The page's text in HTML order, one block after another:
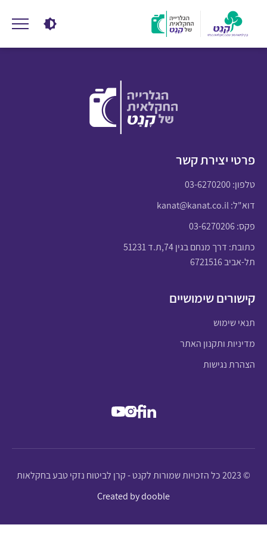
פרטי יצירת קשר
טלפון:03-6270200
דוא"ל:kanat@kanat.co.il
פקס: 03-6270206
כתובת: דרך מנחם בגין 74,ת.ד 51231
תל-אביב 6721516
קישורים שימושיים
תנאי שימוש
מדיניות ותקנון האתר
הצהרת נגישות
© 2023 כל הזכויות שמורות לקנט - קרן לביטוח נזקי טבע בחקלאות
Created by dooble